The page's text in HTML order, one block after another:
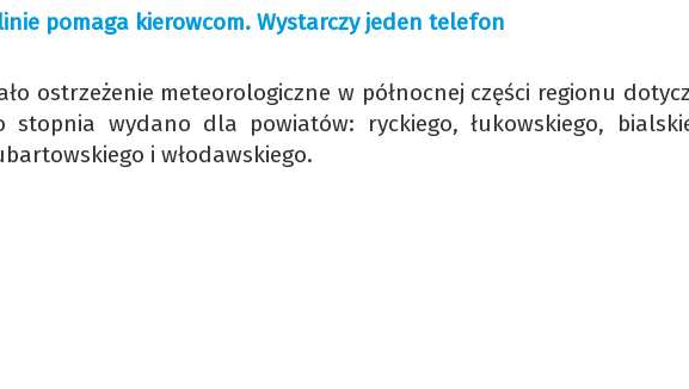
pomaga kierowcom. Wystarczy jeden telefon
ostrzeżenie meteorologiczne w północnej części regionu
stopnia wydano dla powiatów: ryckiego, łukowskiego,
i włodawskiego.